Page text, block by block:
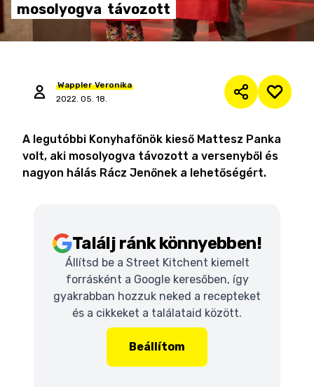
mosolyogva távozott
Wappler Veronika
2022. 05. 18.
A legutóbbi Konyhafőnök kieső Mattesz Panka
volt, aki mosolyogva távozott a versenyből és
nagyon hálás Rácz Jenőnek a lehetőségért.
Találj ránk könnyebben!
Állítsd be a Street Kitchent kiemelt
forrásként a Google keresőben, így
gyakrabban hozzuk neked a recepteket
és a cikkeket a találataid között.
Beállítom